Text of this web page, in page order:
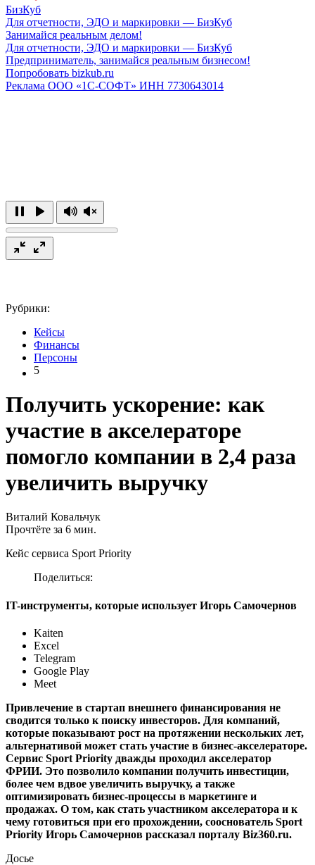
БизКуб
Для отчетности, ЭДО и маркировки — БизКуб
Занимайся реальным делом!
Для отчетности, ЭДО и маркировки — БизКуб
Предприниматель, занимайся реальным бизнесом!
Попробовать bizkub.ru
Реклама ООО «1С-СОФТ» ИНН 7730643014
Рубрики:
Кейсы
Финансы
Персоны
5
Получить ускорение: как
участие в акселераторе
помогло компании в 2,4 раза
увеличить выручку
Виталий Ковальчук
Прочтёте за 6 мин.
Кейс сервиса Sport Priority
Поделиться:
IT-инструменты, которые использует Игорь Самочернов
Kaiten
Excel
Telegram
Google Play
Meet
Привлечение в стартап внешнего финансирования не
сводится только к поиску инвесторов. Для компаний,
которые показывают рост на протяжении нескольких лет,
альтернативой может стать участие в бизнес-акселераторе.
Сервис Sport Priority дважды проходил акселератор
ФРИИ. Это позволило компании получить инвестиции,
более чем вдвое увеличить выручку, а также
оптимизировать бизнес-процессы в маркетинге и
продажах. О том, как стать участником акселератора и к
чему готовиться при его прохождении, сооснователь Sport
Priority Игорь Самочернов рассказал порталу Biz360.ru.
Досье